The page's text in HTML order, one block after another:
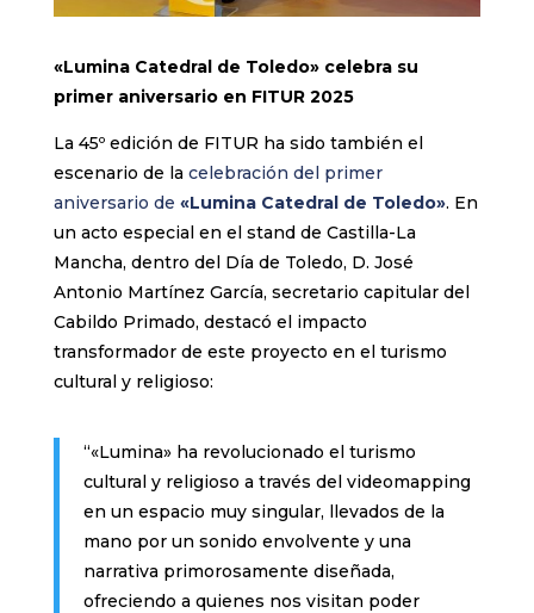
«Lumina Catedral de Toledo» celebra su
primer aniversario en FITUR 2025
La 45º edición de FITUR ha sido también el
escenario de la celebración del primer
aniversario de «Lumina Catedral de Toledo». En
un acto especial en el stand de Castilla-La
Mancha, dentro del Día de Toledo, D. José
Antonio Martínez García, secretario capitular del
Cabildo Primado, destacó el impacto
transformador de este proyecto en el turismo
cultural y religioso:
“«Lumina» ha revolucionado el turismo
cultural y religioso a través del videomapping
en un espacio muy singular, llevados de la
mano por un sonido envolvente y una
narrativa primorosamente diseñada,
ofreciendo a quienes nos visitan poder